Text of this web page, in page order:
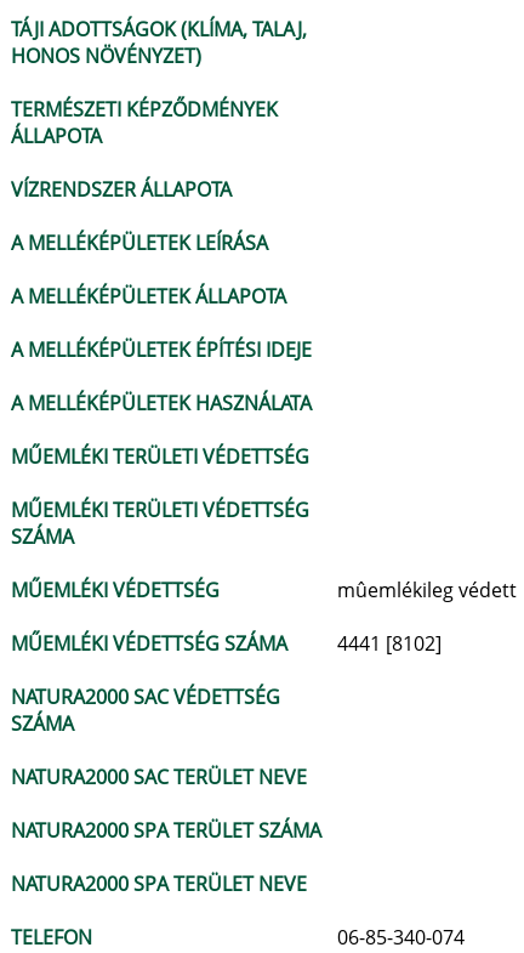
TÁJI ADOTTSÁGOK (KLÍMA, TALAJ,
HONOS NÖVÉNYZET)
TERMÉSZETI KÉPZŐDMÉNYEK
ÁLLAPOTA
VÍZRENDSZER ÁLLAPOTA
A MELLÉKÉPÜLETEK LEÍRÁSA
A MELLÉKÉPÜLETEK ÁLLAPOTA
A MELLÉKÉPÜLETEK ÉPÍTÉSI IDEJE
A MELLÉKÉPÜLETEK HASZNÁLATA
MŰEMLÉKI TERÜLETI VÉDETTSÉG
MŰEMLÉKI TERÜLETI VÉDETTSÉG
SZÁMA
MŰEMLÉKI VÉDETTSÉG
mûemlékileg védett
MŰEMLÉKI VÉDETTSÉG SZÁMA
4441 [8102]
NATURA2000 SAC VÉDETTSÉG
SZÁMA
NATURA2000 SAC TERÜLET NEVE
NATURA2000 SPA TERÜLET SZÁMA
NATURA2000 SPA TERÜLET NEVE
TELEFON
06-85-340-074